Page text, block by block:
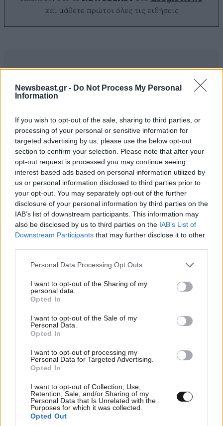
Newsbeast.gr - Do Not Process My Personal
Information
If you wish to opt-out of the sale, sharing to third parties, or
processing of your personal or sensitive information for
targeted advertising by us, please use the below opt-out
section to confirm your selection. Please note that after your
opt-out request is processed you may continue seeing
interest-based ads based on personal information utilized by
us or personal information disclosed to third parties prior to
your opt-out. You may separately opt-out of the further
disclosure of your personal information by third parties on the
IAB’s list of downstream participants. This information may
also be disclosed by us to third parties on the IAB’s List of
Downstream Participants that may further disclose it to other
Please note that this website/app uses one or more Google
not limited to your visit or usage behaviour. You may click to
grant or deny consent to Google and its third-party tags to
use your data for below specified purposes in below Google
consent section.
Personal Data Processing Opt Outs
I want to opt-out of the Sharing of my
personal data.
Opted In
I want to opt-out of the Sale of my
Personal Data.
Opted In
I want to opt-out of processing my
Personal Data for Targeted Advertising.
Opted In
I want to opt-out of Collection, Use,
Retention, Sale, and/or Sharing of my
Personal Data that Is Unrelated with the
Purposes for which it was collected.
Opted Out
και μάθετε πρώτοι όλες τις ειδήσεις
2 ΣΧΌΛΙΑ ΑΝΑΓΝΩΣΤΏΝ
Xαρακτήρες: 0/1000
Διαβάστε και ακολουθήστε τους κανόνες σχολιασμού